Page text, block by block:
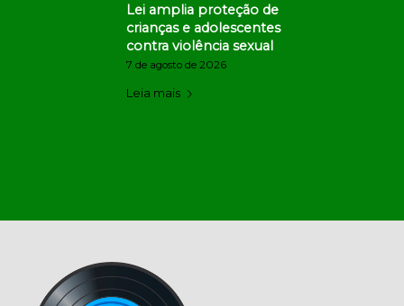
Lei amplia proteção de
crianças e adolescentes
contra violência sexual
7 de agosto de 2026
Leia mais